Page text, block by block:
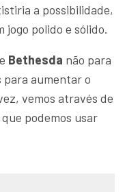
a possibilidade,
jogo polido e sólido.
Bethesda não para
aumentar o
vemos através de
podemos usar